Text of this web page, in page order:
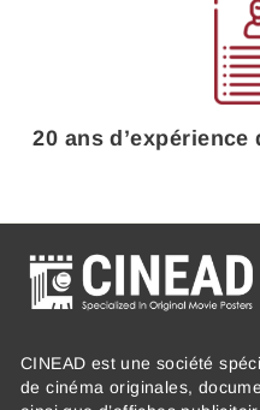
20 ans
CINEAD est une société
de cinéma originales,